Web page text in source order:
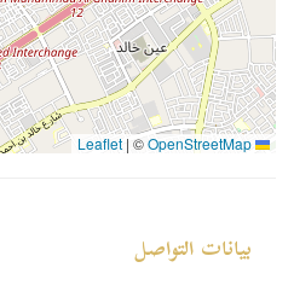
| ©OpenStreetMap
بيانات التواصل